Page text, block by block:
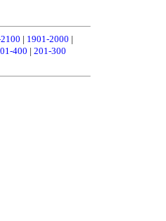
| 1901-2000 |
400 | 201-300